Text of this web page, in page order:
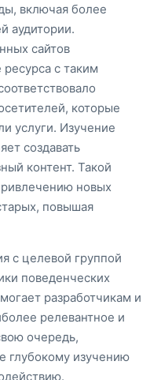
включая более
аудитории.
сайтов
с таким
которые
услуги. Изучение
создавать
контент. Такой
новых
повышая
с целевой группой
поведенческих
разработчикам и
релевантное и
очередь,
глубокому изучению